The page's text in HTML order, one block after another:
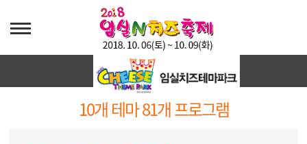
테마별프로그램
10개 테마 81개 프로그램